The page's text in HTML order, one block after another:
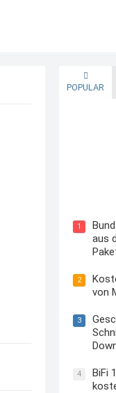
POPULAR
1
aus
2
von
3
4
BiFi